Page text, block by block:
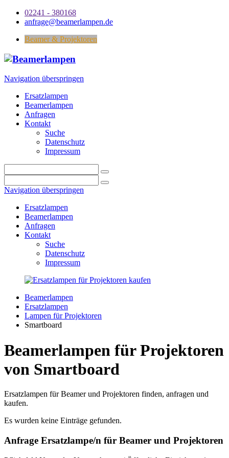
02241 - 380168
anfrage@beamerlampen.de
Beamer & Projektoren
Navigation überspringen
Ersatzlampen
Beamerlampen
Anfragen
Kontakt
Suche
Datenschutz
Impressum
Navigation überspringen
Ersatzlampen
Beamerlampen
Anfragen
Kontakt
Suche
Datenschutz
Impressum
Beamerlampen
Ersatzlampen
Lampen für Projektoren
Smartboard
Beamerlampen für Projektoren
von Smartboard
Ersatzlampen für Beamer und Projektoren finden, anfragen und
kaufen.
Es wurden keine Einträge gefunden.
Anfrage Ersatzlampe/n für Beamer und Projektoren